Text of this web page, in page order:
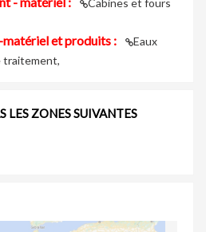
Cabines et fours
matériel et produits :
Eaux
traitement,
LES ZONES SUIVANTES